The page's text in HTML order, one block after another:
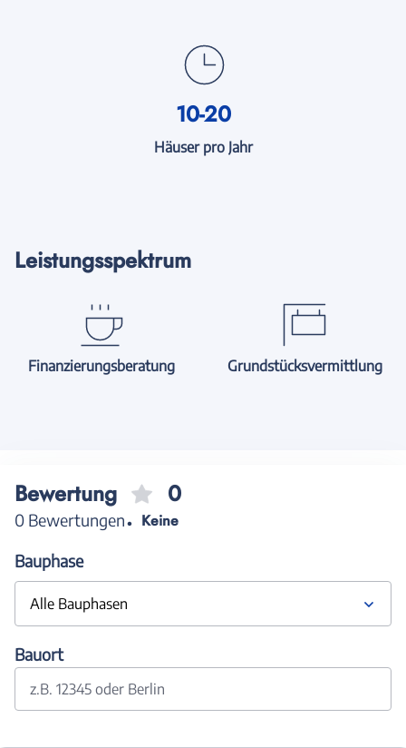
10-20
Häuser pro Jahr
Leistungsspektrum
Finanzierungsberatung Grundstücksvermittlung
Bewertung 0
0 Bewertungen
Keine
Bauphase
Alle Bauphasen
Bauort
z.B. 12345 oder Berlin